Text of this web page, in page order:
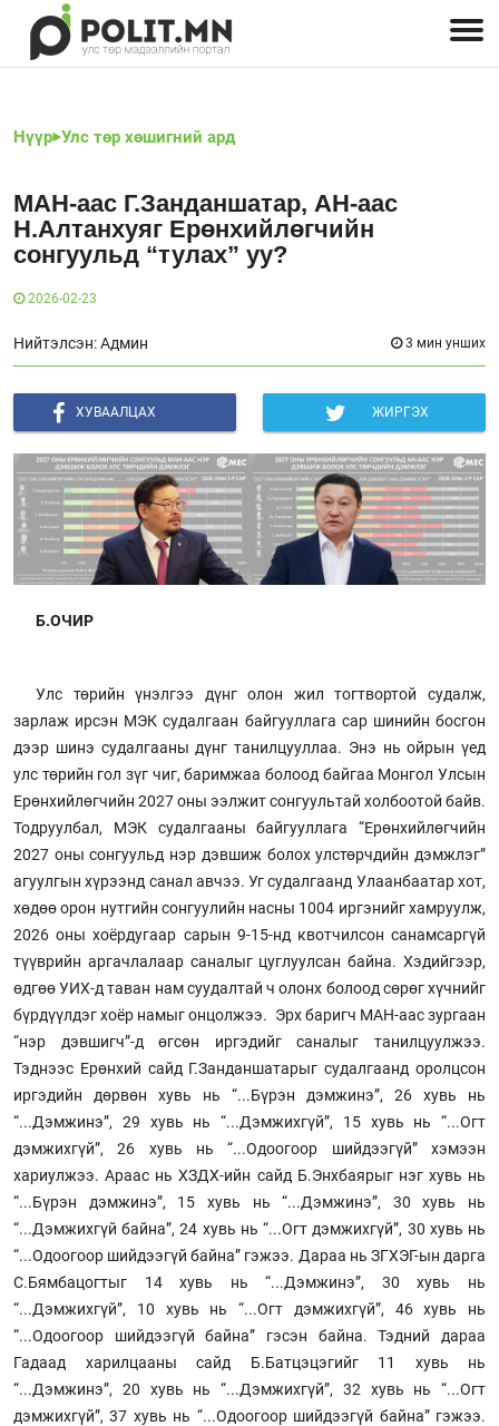
Нүүр Улс төр хөшигний ард
МАН-аас Г.Занданшатар, АН-аас
Н.Алтанхуяг Ерөнхийлөгчийн
сонгуульд “тулах” уу?
2026-02-23
Нийтэлсэн: Админ 3 мин унших
ХУВААЛЦАХ ЖИРГЭХ
Б.ОЧИР
Улс төрийн үнэлгээ дүнг олон жил тогтвортой судалж,
зарлаж ирсэн МЭК судалгаан байгууллага сар шинийн босгон
дээр шинэ судалгааны дүнг танилцууллаа. Энэ нь ойрын үед
улс төрийн гол зүг чиг, баримжаа болоод байгаа Монгол Улсын
Ерөнхийлөгчийн 2027 оны ээлжит сонгуультай холбоотой байв.
Тодруулбал, МЭК судалгааны байгууллага “Ерөнхийлөгчийн
2027 оны сонгуульд нэр дэвшиж болох улстөрчдийн дэмжлэг”
агуулгын хүрээнд санал авчээ. Уг судалгаанд Улаанбаатар хот,
хөдөө орон нутгийн сонгуулийн насны 1004 иргэнийг хамруулж,
2026 оны хоёрдугаар сарын 9-15-нд квотчилсон санамсаргүй
түүврийн аргачлалаар саналыг цуглуулсан байна. Хэдийгээр,
өдгөө УИХ-д таван нам суудалтай ч олонх болоод сөрөг хүчнийг
бүрдүүлдэг хоёр намыг онцолжээ. Эрх баригч МАН-аас зургаан
“нэр дэвшигч”-д өгсөн иргэдийг саналыг танилцуулжээ.
Тэднээс Ерөнхий сайд Г.Занданшатарыг судалгаанд оролцсон
иргэдийн дөрвөн хувь нь “...Бүрэн дэмжинэ”, 26 хувь нь
“...Дэмжинэ”, 29 хувь нь “...Дэмжихгүй”, 15 хувь нь “...Огт
дэмжихгүй”, 26 хувь нь “...Одоогоор шийдээгүй” хэмээн
хариулжээ. Араас нь ХЗДХ-ийн сайд Б.Энхбаярыг нэг хувь нь
“...Бүрэн дэмжинэ”, 15 хувь нь “...Дэмжинэ”, 30 хувь нь
“...Дэмжихгүй байна”, 24 хувь нь “...Огт дэмжихгүй”, 30 хувь нь
“...Одоогоор шийдээгүй байна” гэжээ. Дараа нь ЗГХЭГ-ын дарга
С.Бямбацогтыг 14 хувь нь “...Дэмжинэ”, 30 хувь нь
“...Дэмжихгүй”, 10 хувь нь “...Огт дэмжихгүй”, 46 хувь нь
“...Одоогоор шийдээгүй байна” гэсэн байна. Тэдний дараа
Гадаад харилцааны сайд Б.Батцэцэгийг 11 хувь нь
“...Дэмжинэ”, 20 хувь нь “...Дэмжихгүй”, 32 хувь нь “...Огт
дэмжихгүй”, 37 хувь нь “...Одоогоор шийдээгүй байна” гэжээ.